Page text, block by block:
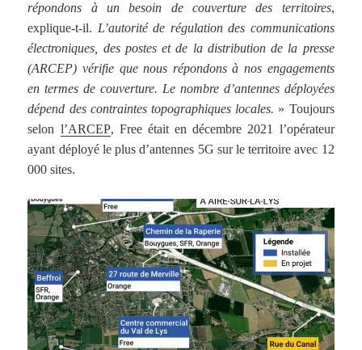
répondons à un besoin de couverture des territoires,
explique-t-il. L’autorité de régulation des communications
électroniques, des postes et de la distribution de la presse
(ARCEP) vérifie que nous répondons à nos engagements
en termes de couverture. Le nombre d’antennes déployées
dépend des contraintes topographiques locales. » Toujours
selon l’ARCEP, Free était en décembre 2021 l’opérateur
ayant déployé le plus d’antennes 5G sur le territoire avec 12
000 sites.